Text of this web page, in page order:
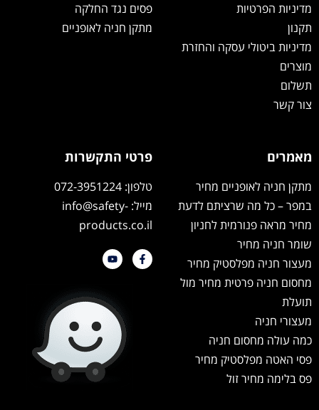
מדיניות הפרטיות
תקנון
מדיניות ביטולי עסקה והחזרת
מוצרים
תשלום
צור קשר
פסים נגד החלקה
מתקן חניה לאופניים
מאמרים
מתקן חניה לאופניים מחיר
במפר – כל מה שרציתם לדעת
מחיר מראה פנורמית לחניון
שומר חניה מחיר
מעצור חניה מפלסטיק מחיר
מחסום חניה פרטית מחיר מול
תועלת
מעצורי חניה
כמה עולה מחסום חניה
פסי האטה מפלסטיק מחיר
פס בלימה מחיר זול
פרטי התקשרות
טלפון: 072-3951224
מייל: info@safety-
products.co.il